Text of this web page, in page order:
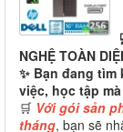
NGHỆ TOÀN
✨ Bạn đang
việc, học tập
🛒 Với gói sản
tháng, bạn sẽ